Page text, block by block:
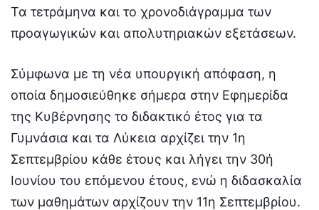
Τα τετράμηνα και το χρονοδιάγραμμα των
προαγωγικών και απολυτηριακών εξετάσεων.
Σύμφωνα με τη νέα υπουργική απόφαση, η
οποία δημοσιεύθηκε σήμερα στην Εφημερίδα
της Κυβέρνησης το διδακτικό έτος για τα
Γυμνάσια και τα Λύκεια αρχίζει την 1η
Σεπτεμβρίου κάθε έτους και λήγει την 30ή
Ιουνίου του επόμενου έτους, ενώ η διδασκαλία
των μαθημάτων αρχίζουν την 11η Σεπτεμβρίου.